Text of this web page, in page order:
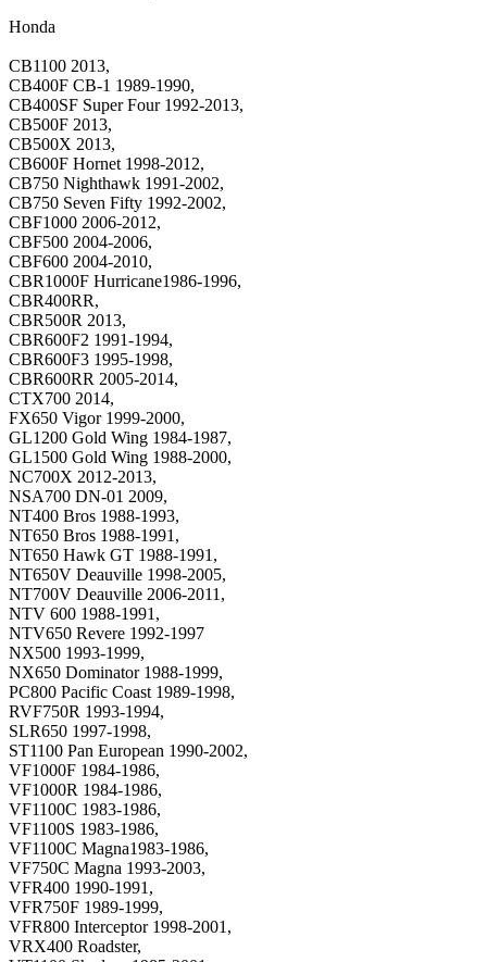
Honda
CB1100 2013,
CB400F CB-1 1989-1990,
CB400SF Super Four 1992-2013,
CB500F 2013,
CB500X 2013,
CB600F Hornet 1998-2012,
CB750 Nighthawk 1991-2002,
CB750 Seven Fifty 1992-2002,
CBF1000 2006-2012,
CBF500 2004-2006,
CBF600 2004-2010,
CBR1000F Hurricane1986-1996,
CBR400RR,
CBR500R 2013,
CBR600F2 1991-1994,
CBR600F3 1995-1998,
CBR600RR 2005-2014,
CTX700 2014,
FX650 Vigor 1999-2000,
GL1200 Gold Wing 1984-1987,
GL1500 Gold Wing 1988-2000,
NC700X 2012-2013,
NSA700 DN-01 2009,
NT400 Bros 1988-1993,
NT650 Bros 1988-1991,
NT650 Hawk GT 1988-1991,
NT650V Deauville 1998-2005,
NT700V Deauville 2006-2011,
NTV 600 1988-1991,
NTV650 Revere 1992-1997
NX500 1993-1999,
NX650 Dominator 1988-1999,
PC800 Pacific Coast 1989-1998,
RVF750R 1993-1994,
SLR650 1997-1998,
ST1100 Pan European 1990-2002,
VF1000F 1984-1986,
VF1000R 1984-1986,
VF1100C 1983-1986,
VF1100S 1983-1986,
VF1100C Magna1983-1986,
VF750C Magna 1993-2003,
VFR400 1990-1991,
VFR750F 1989-1999,
VFR800 Interceptor 1998-2001,
VRX400 Roadster,